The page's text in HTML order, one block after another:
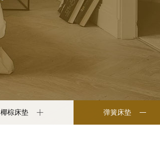
椰棕床垫 弹簧床垫